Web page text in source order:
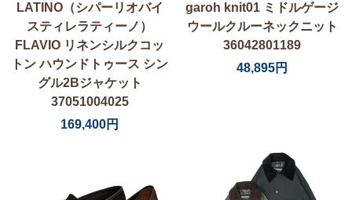
LATINO（シパーリオバイ
スティレラティーノ）
FLAVIO リネンシルクコッ
トン ハウンドトゥース シン
グル2Bジャケット
37051004025
169,400円
garoh knit01 ミドルゲージ
ウールクルーネックニット
36042801189
48,895円